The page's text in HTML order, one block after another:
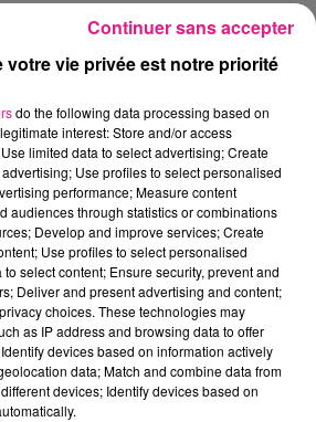
toujours � l'infirmerie. En
devrait faire son retour
Marcel Picot demain. A noter
de Florian Marange (SC Bastia)
avec l'AS Nancy Lorraine en
2009-2010. Le match aller
s'�tait conclu sur un score
Cesari. Rendez-vous ce
Marcel-Picot, pour
Le groupe :�
Cuffaut, Muratori,�Diagne,
Marchetti, Pedretti, Robic,
Dia,�Hadji,�Koura, Mandanne.
Bless�s�: Ndy Assembe,
l'entra�neur: Mabella, Maouassa
Nations
votre vie privée est notre priorité
do the following data processing based on
interest: Store and/or access
limited data to select advertising; Create
Use profiles to select personalised
performance; Measure content
audiences through statistics or combinations
Develop and improve services; Create
Use profiles to select personalised
select content; Ensure security, prevent and
Deliver and present advertising and content;
choices. These technologies may
as IP address and browsing data to offer
devices based on information actively
data; Match and combine data from
devices; Identify devices based on
Continuer sans accepter